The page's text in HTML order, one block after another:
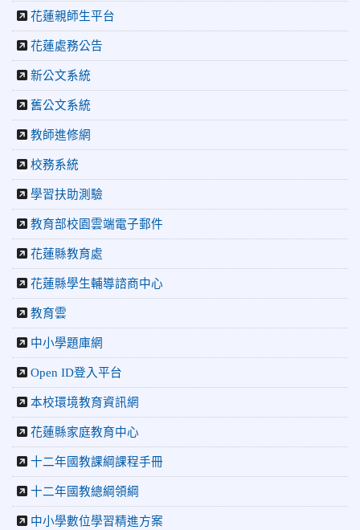
2026-06-10 教育廣播電台：尋覓歷史記憶 花蓮中正國小社團
體驗闖關探索歷史
2026-04-30 讓愛閃閃發光！中正國小「小老闆大市集」愛心
捐助光復國小
2026-07-22 花蓮新聞網：花蓮市中正國小跆拳道隊捷報連
連 三大賽事勇奪20金12銀6銅 展現深厚培訓實力
2026-07-22 更生新聞網：中正國小跆拳道隊金光閃閃全國少
年盃勇奪3金4銀、市長盃橫掃13金
2026-07-08
生國際視野
2026-06-16 花蓮新聞網：【中正國小70週年校慶系列活動
「游藝飛揚」晚會登場】 師生家長齊聚一堂 共譜「時光樂
2026-06-16 更生新聞網：中正國小創校70週年「游藝飛揚」
才藝晚會登場
2026-06-10 教育廣播電台：揮別童年迎向青春 中正國小畢業
師生自製畢業歌曲
2026-06-10 教育廣播電台：尋覓歷史記憶 花蓮中正國小社團
體驗闖關探索歷史
讓愛閃閃發光！中正國小「小老闆大市集」愛心
捐助光復國小
花蓮親師生平台
花蓮處務公告
新公文系統
舊公文系統
教師進修網
校務系統
學習扶助測驗
教育部校園雲端電子郵件
花蓮縣教育處
花蓮縣學生輔導諮商中心
教育雲
中小學題庫網
Open ID登入平台
本校環境教育資訊網
花蓮縣家庭教育中心
十二年國教課綱課程手冊
十二年國教總綱領綱
中小學數位學習精進方案